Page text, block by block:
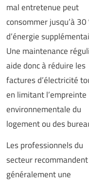
mal entretenue peut
consommer jusqu’à 30
d’énergie
Une maintenance
aide donc à réduire les
factures d’électricité
en limitant l’empreinte
environnementale du
logement ou des
Les professionnels du
secteur recommandent
généralement une